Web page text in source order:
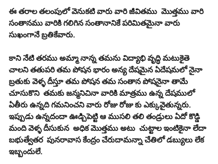
ఈ తరాల తలంపులో వెనుకటి వారు వారి జీవితము  మొత్తము వారి
సంతానము వారికి గలిగిన సంతానానికే పరిమితమైనా వారు
సుఖంగానే బ్రతికేవారు.
కాని నేటి తరము అమ్మా నాన్న తమను విద్యాభి వృద్ధి మటుకైతె
చాలని తతుపరి తమ పోషన భారం అన్య దేషమైన ఏదేషమలో నైనా
బ్రతుకు వెళ్ళ దీస్తూ తమ పోషన తమ సంతాన పోషనైనా తామే
చూసుకొని  తమకు జన్మనిచినా వారికి మాత్రము ఉన్న దేషములో
ఏతీరు ఉన్నది గమనించని వారు రోజు రోజు కు ఎక్కువైతున్నరు.
ఇప్పుడు ఉన్నదందా ఊడ్చిపెట్టి ఆ ముసలి తలి తండ్రులు ఏదో కొడ్డి
మంది వెళ్ళ దీసుకున  అధిక మొత్తము అటు  చుట్టాల ఇంటికైనా లేదా
బభుత్వేతర  పునరావాస కేంద్రం చేరుదామన్నా చేతిలో డబ్యులు లేక
ఇబ్బందులే.